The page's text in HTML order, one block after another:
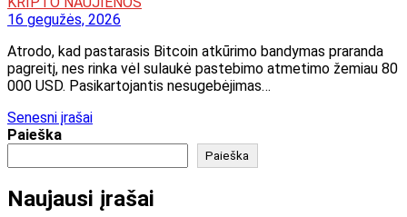
16 gegužės, 2026
Atrodo, kad pastarasis Bitcoin atkūrimo bandymas praranda
pagreitį, nes rinka vėl sulaukė pastebimo atmetimo žemiau 80
000 USD. Pasikartojantis nesugebėjimas…
Navigacija
tarp
įrašų
Senesni įrašai
Paieška
Paieška
Naujausi įrašai